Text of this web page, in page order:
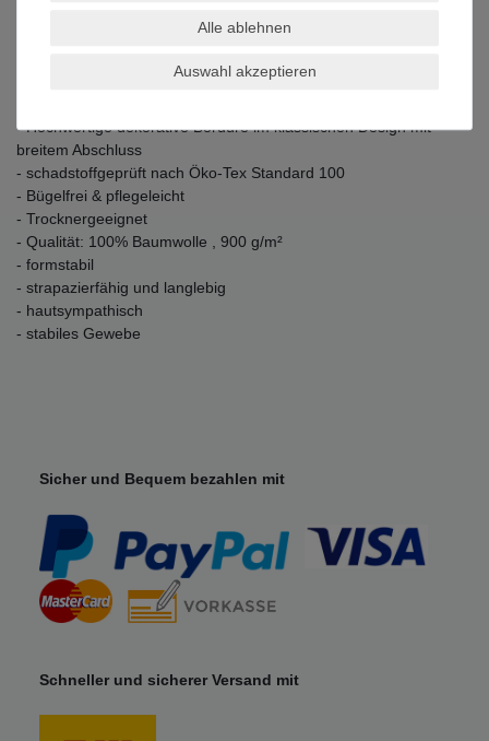
- Hochwertige dekorative Bordüre im klassischen Design mit
breitem Abschluss
- schadstoffgeprüft nach Öko-Tex Standard 100
- Bügelfrei & pflegeleicht
- Trocknergeeignet
- Qualität: 100% Baumwolle , 900 g/m²
- formstabil
- strapazierfähig und langlebig
- hautsympathisch
- stabiles Gewebe
Sicher und Bequem bezahlen mit
Schneller und sicherer Versand mit
Alle ablehnen
Auswahl akzeptieren